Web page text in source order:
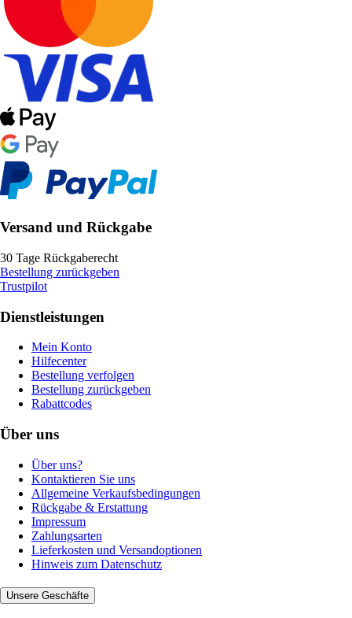
Versand und Rückgabe
30 Tage Rückgaberecht
Bestellung zurückgeben
Trustpilot
Dienstleistungen
Mein Konto
Hilfecenter
Bestellung verfolgen
Bestellung zurückgeben
Rabattcodes
Über uns
Über uns?
Kontaktieren Sie uns
Allgemeine Verkaufsbedingungen
Rückgabe & Erstattung
Impressum
Zahlungsarten
Lieferkosten und Versandoptionen
Hinweis zum Datenschutz
Unsere Geschäfte